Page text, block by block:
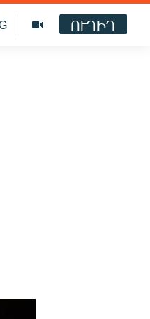
ՈՒՂԻՂ